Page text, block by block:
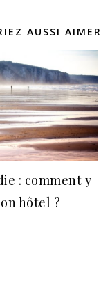
AUSSI AIMER
: comment y
hôtel ?